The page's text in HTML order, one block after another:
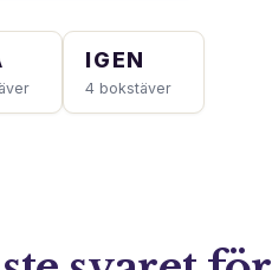
IGEN
4 bokstäver